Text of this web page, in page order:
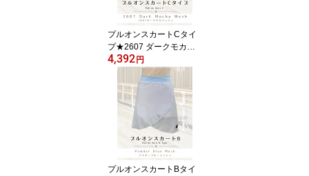
プルオンスカートCタイ
プ★2607 ダークモカ・
メッシュ生地 Jewelesqu
eオリジナルpull-on-c-26
07dmocha-mesh
4,392 円
プルオンスカートBタイ